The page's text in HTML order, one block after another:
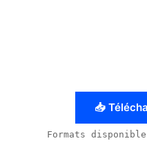
📥
Formats